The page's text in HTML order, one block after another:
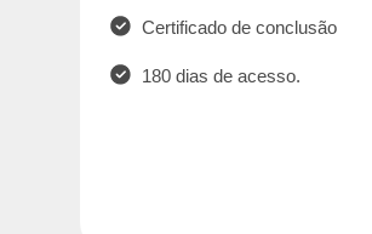
Certificado de conclusão
180 dias de acesso.